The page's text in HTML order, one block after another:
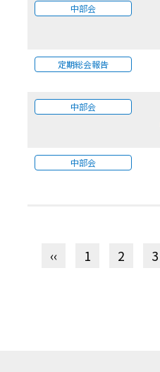
中部会
定期総会報告
中部会
中部会
‹‹ 1 2 3